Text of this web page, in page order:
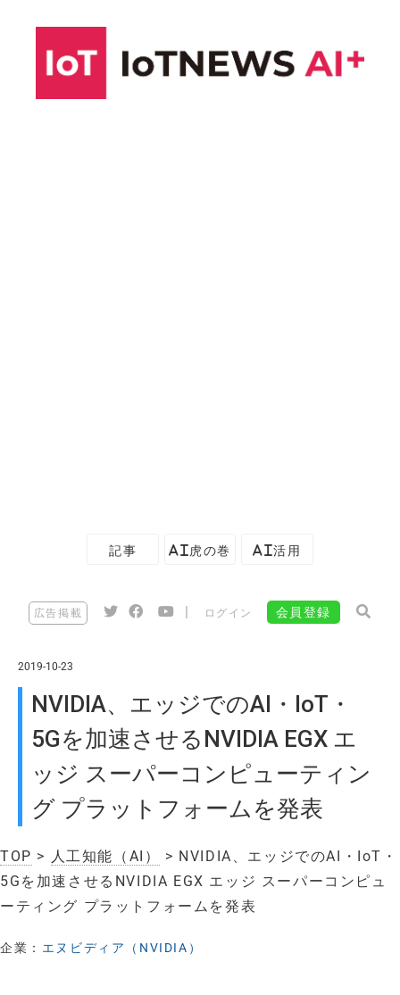
記事 AI虎の巻 AI活用
広告掲載 ログイン 会員登録
2019-10-23
NVIDIA、エッジでのAI・IoT・
5Gを加速させるNVIDIA EGX エ
ッジ スーパーコンピューティン
グ プラットフォームを発表
TOP > 人工知能（AI）
> NVIDIA、エッジでのAI・IoT・
5Gを加速させるNVIDIA EGX エッジ スーパーコンピュ
ーティング プラットフォームを発表
企業： エヌビディア（NVIDIA）